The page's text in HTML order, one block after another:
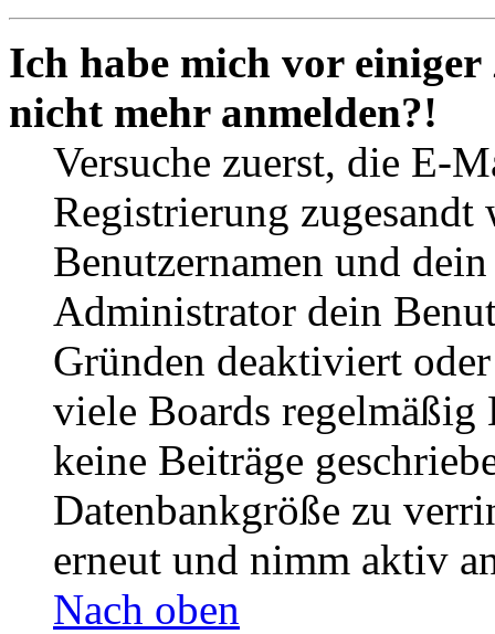
Ich habe mich vor
nicht mehr anmelden?!
Versuche zuerst, die E-
Registrierung
Benutzernamen und
Administrator dein
Gründen deaktiviert
viele Boards
keine Beiträge
Datenbankgröße zu
erneut und nimm aktiv
Nach oben